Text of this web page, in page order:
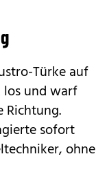
Türke auf
los und warf
Richtung.
sofort
ohne